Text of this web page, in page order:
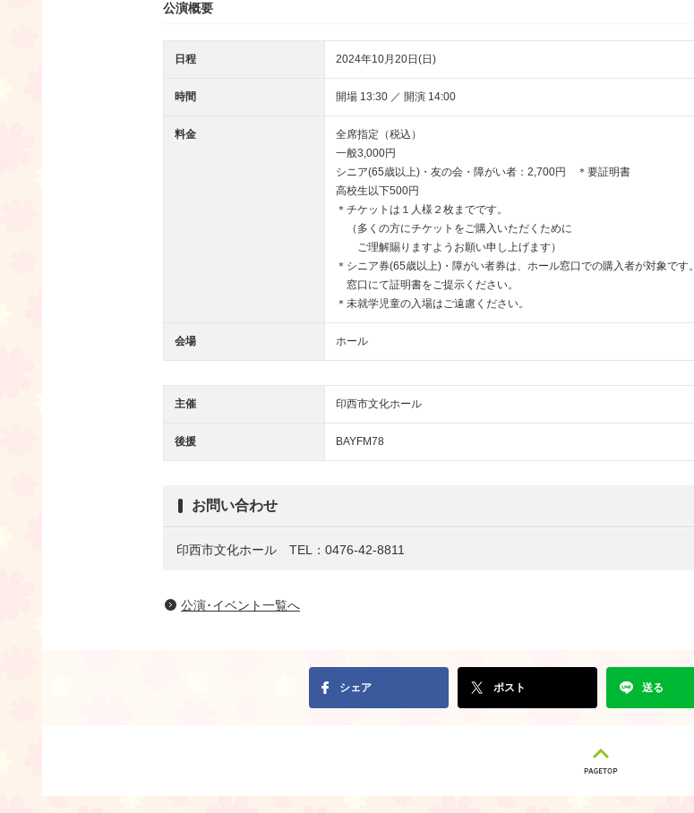
公演概要
日程 2024年10月20日(日)
時間 開場 13:30 ／ 開演 14:00
料金
全席指定（税込）
一般3,000円
シニア(65歳以上)・友の会・障がい者：2,700円 ＊要証明書
高校生以下500円
＊チケットは１人様２枚までです。
（多くの方にチケットをご購入いただくために
ご理解賜りますようお願い申し上げます）
＊シニア券(65歳以上)・障がい者券は、ホール窓口での購入者が対象です。
窓口にて証明書をご提示ください。
＊未就学児童の入場はご遠慮ください。
会場 ホール
主催 印西市文化ホール
後援 BAYFM78
お問い合わせ
印西市文化ホール TEL：0476-42-8811
公演･イベント一覧へ
シェア ポスト 送る